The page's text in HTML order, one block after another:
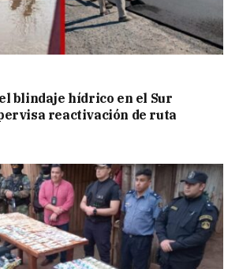
blindaje hídrico en el Sur
reactivación de ruta